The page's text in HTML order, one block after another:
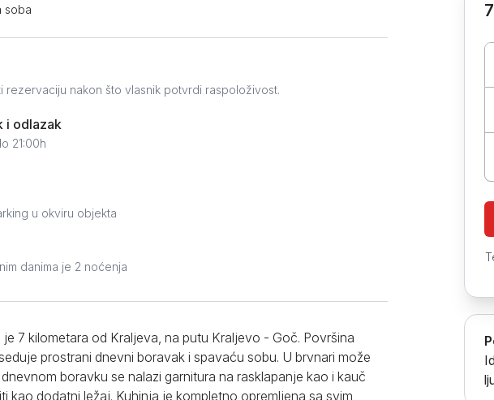
Sremski Karlovci
soba
rezervaciju nakon što vlasnik potvrdi raspoloživost.
i odlazak
21:00h
u okviru objekta
danima je 2 noćenja
7 kilometara od Kraljeva, na putu Kraljevo - Goč. Površina
prostrani dnevni boravak i spavaću sobu. U brvnari može
boravku se nalazi garnitura na rasklapanje kao i kauč
kao dodatni ležaj. Kuhinja je kompletno opremljena sa svim